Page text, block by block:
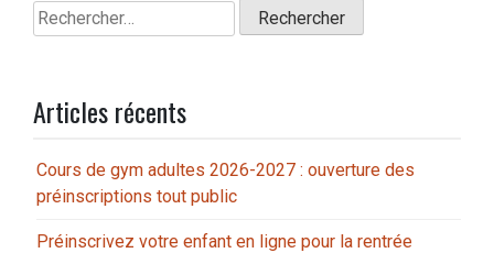
Rechercher :
Articles récents
Cours de gym adultes 2026-2027 : ouverture des
préinscriptions tout public
Préinscrivez votre enfant en ligne pour la rentrée